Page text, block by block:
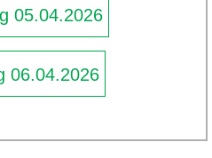
05.04.2026
06.04.2026